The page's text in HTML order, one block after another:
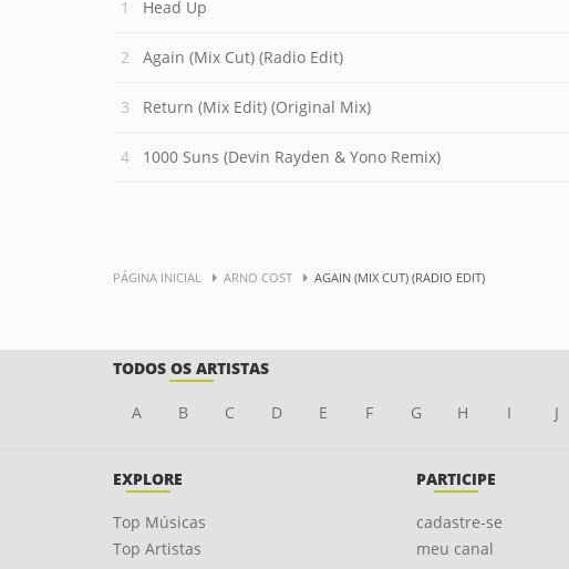
Head Up
Again (Mix Cut) (Radio Edit)
Return (Mix Edit) (Original Mix)
1000 Suns (Devin Rayden & Yono Remix)
PÁGINA INICIAL ARNO COST AGAIN (MIX CUT) (RADIO EDIT)
TODOS OS ARTISTAS
A B C D E F G H I J
EXPLORE
Top Músicas
Top Artistas
PARTICIPE
cadastre-se
meu canal